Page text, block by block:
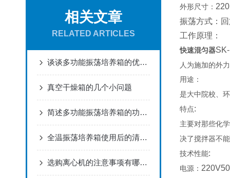
相关文章
RELATED ARTICLES
谈谈多功能振荡培养箱的优势和性能
真空干燥箱的几个小问题
简述多功能振荡培养箱的功能以及分类
全温振荡培养箱使用后的清洁事项
选购离心机的注意事项有哪些呢
外形尺寸： 220
振荡方式：
工作原理：
快速混匀器
人为施加的外
用途：
是大中院校、
特点:
主要对那些化
决了搅拌器不
技术性能:
电源：